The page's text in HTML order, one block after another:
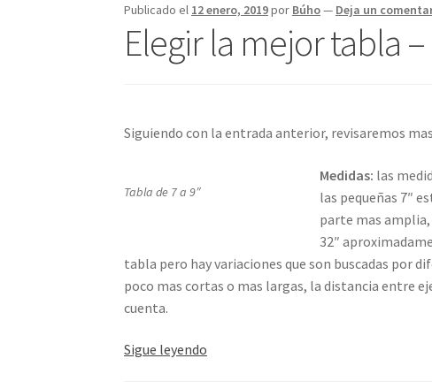
Publicado el 12 enero, 2019por Búho— Deja un
Elegir la mejor tabla
Siguiendo con la entrada anterior, revisaremos
Tabla de 7 a 9″
Medidas: las
las pequeñas 7″
parte mas amplia,
32″
tabla pero hay variaciones que son buscadas por
poco mas cortas o mas largas, la distancia entre
cuenta.
Sigue leyendo